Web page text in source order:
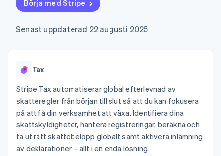
Link
Financial Connections
Stripe Sigma
rapporter
Product roadmap
Se vad som kommer härnäst
Radar
Bedrägeribekämpning
Plattformar
Kreatörsekonomi
Spel
Besöksnäring, resor
och fritid
Försäkringsbolag
Media och
underhållning
Ideella organisationer
Erbjud
fakturering
Utfärda stablecoin-
Tillhandahåll och
Resurser
Appintegrationer
Kodexempel
Utvecklarblogg
Företag
Sessions årliga
Karriärer
Kontakt
Kontakta säljteamet
Bli partner
Börja med Stripe
Senast uppdaterad 22 augusti 2025
Tax
Stripe Tax automatiserar global efterlevnad av
skatteregler från början till slut så att du kan fokusera
på att få din verksamhet att växa. Identifiera dina
skattskyldigheter, hantera registreringar, beräkna och
ta ut rätt skattebelopp globalt samt aktivera inlämning
av deklarationer – allt i en enda lösning.